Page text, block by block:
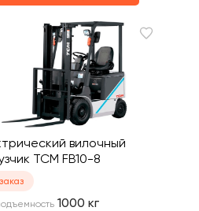
вилочный
TCM FB10-8
1000 кг